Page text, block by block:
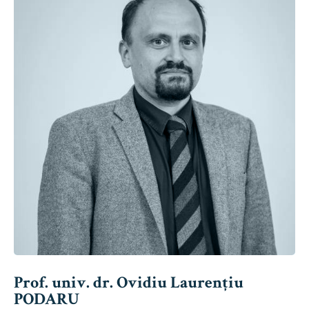
Prof. univ. dr. Ovidiu Laurențiu
PODARU